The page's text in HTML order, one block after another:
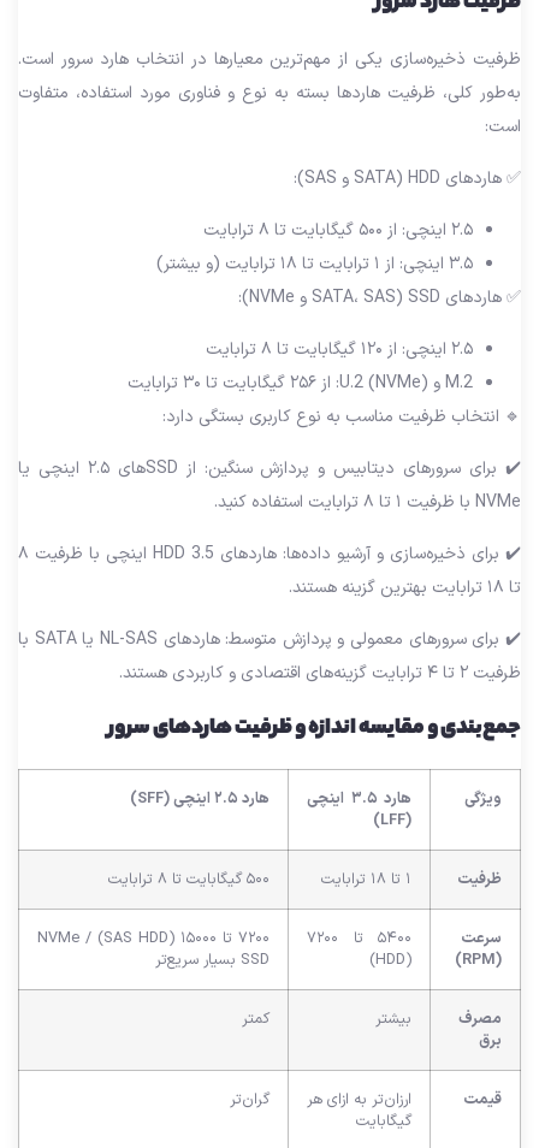
ظرفیت ذخیره‌سازی یکی از مهم‌ترین معیارها در انتخاب هارد سرور است.
به‌طور کلی، ظرفیت هاردها بسته به نوع و فناوری مورد استفاده، متفاوت
است:
✅ هاردهای HDD (SATA و SAS):
۲.۵ اینچی: از ۵۰۰ گیگابایت تا ۸ ترابایت
۳.۵ اینچی: از ۱ ترابایت تا ۱۸ ترابایت (و بیشتر)
✅ هاردهای SSD (SATA، SAS و NVMe):
۲.۵ اینچی: از ۱۲۰ گیگابایت تا ۸ ترابایت
M.2 و U.2 (NVMe): از ۲۵۶ گیگابایت تا ۳۰ ترابایت
🔹 انتخاب ظرفیت مناسب به نوع کاربری بستگی دارد:
✔️ برای سرورهای دیتابیس و پردازش سنگین: از SSD‌های ۲.۵ اینچی یا
NVMe با ظرفیت ۱ تا ۸ ترابایت استفاده کنید.
✔️ برای ذخیره‌سازی و آرشیو داده‌ها: هاردهای HDD 3.5 اینچی با ظرفیت ۸
تا ۱۸ ترابایت بهترین گزینه هستند.
✔️ برای سرورهای معمولی و پردازش متوسط: هاردهای NL-SAS یا SATA با
ظرفیت ۲ تا ۴ ترابایت گزینه‌های اقتصادی و کاربردی هستند.
جمع‌بندی و مقایسه اندازه و ظرفیت هاردهای سرور
ویژگی
هارد ۳.۵ اینچی
(LFF)
هارد ۲.۵ اینچی (SFF)
ظرفیت ۱ تا ۱۸ ترابایت ۵۰۰ گیگابایت تا ۸ ترابایت
سرعت
(RPM)
۵۴۰۰ تا ۷۲۰۰
(HDD)
۷۲۰۰ تا ۱۵۰۰۰ (SAS HDD) / NVMe
SSD بسیار سریع‌تر
مصرف
برق
بیشتر کمتر
قیمت
ارزان‌تر به ازای هر
گیگابایت
گران‌تر